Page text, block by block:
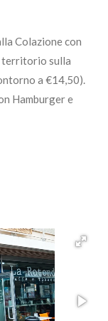
Colazione con
territorio sulla
a €14,50).
Hamburger e